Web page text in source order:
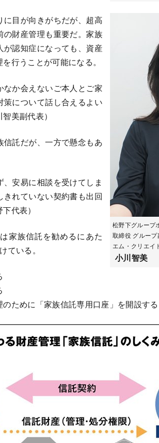
松野下グループ
取締役 グループ
エム・クリエイ
小川智美
目が向きがちだが、超高
財産管理も重要だ。家族
認知症になっても、資産
行うことが可能になる。
なか会えないご本人とご家
について話し合えるよい
美副代表）
託だが、一方で懸念もあ
、安易に相談を受けてしま
きれていない契約書も出回
代表）
家族信託を勧めるにあた
ている。
ために「家族信託専用口座」を開設する